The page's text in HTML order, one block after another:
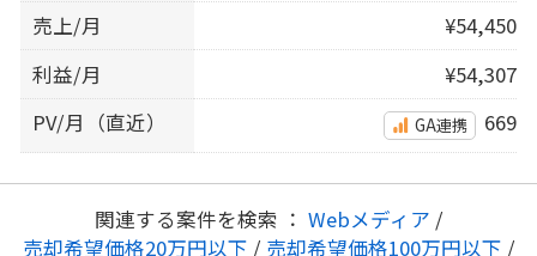
売上/月
¥54,450
利益/月
¥54,307
PV/月（直近）
GA連携 669
関連する案件を検索 ： Webメディア /
売却希望価格20万円以下 / 売却希望価格100万円以下 /